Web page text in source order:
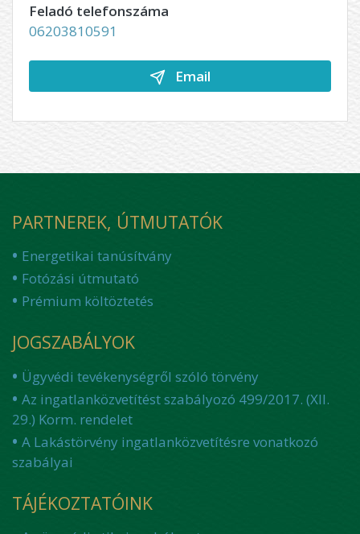
Feladó telefonszáma
06203810591
Email
PARTNEREK, ÚTMUTATÓK
Energetikai tanúsítvány
Fotózási útmutató
Prémium költöztetés
JOGSZABÁLYOK
Ügyvédi tevékenységről szóló törvény
Az ingatlanközvetítést szabályozó 499/2017. (XII.
29.) Korm. rendelet
A Lakástörvény ingatlanközvetítésre vonatkozó
szabályai
TÁJÉKOZTATÓINK